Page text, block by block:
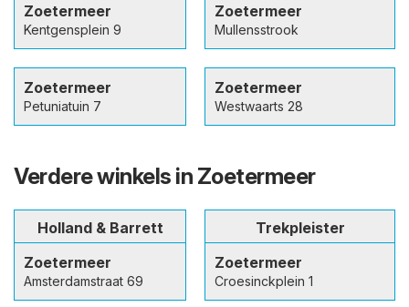
Zoetermeer
Kentgensplein 9
Zoetermeer
Mullensstrook
Zoetermeer
Petuniatuin 7
Zoetermeer
Westwaarts 28
Verdere winkels in Zoetermeer
Holland & Barrett
Zoetermeer
Amsterdamstraat 69
Trekpleister
Zoetermeer
Croesinckplein 1